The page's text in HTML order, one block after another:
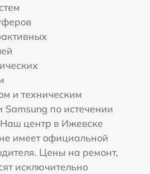
и техническим
по истечении
центр в Ижевске
имеет официальной
Цены на ремонт,
исключительно